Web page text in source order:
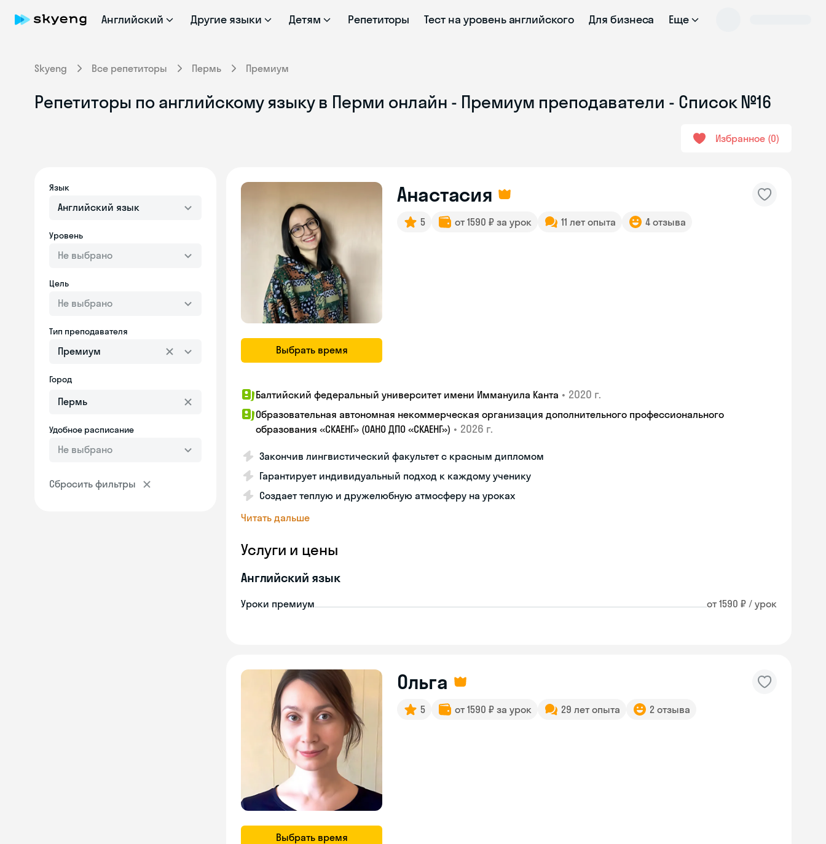
Английский Другие языки Детям Репетиторы Тест на уровень английского Для бизнеса Еще
Skyeng Все репетиторы Пермь Премиум
Репетиторы по английскому языку в Перми онлайн - Премиум преподаватели - Список №16
Избранное 0
Язык
Английский язык
Уровень
Не выбрано
Цель
Не выбрано
Тип преподавателя
Премиум
Город
Удобное расписание
Не выбрано
Сбросить фильтры
Выбрать время
Анастасия
5 от 1590 ₽ за урок 11 лет опыта 4 отзыва
Балтийский федеральный университет имени Иммануила Канта • 2020 г.
Образовательная автономная некоммерческая организация дополнительного профессионального
образования «СКАЕНГ» (ОАНО ДПО «СКАЕНГ») • 2026 г.
Закончив лингвистический факультет с красным дипломом
Гарантирует индивидуальный подход к каждому ученику
Создает теплую и дружелюбную атмосферу на уроках
Читать дальше
Услуги и цены
Английский язык
Уроки премиум от 1590 ₽ / урок
Выбрать время
Ольга
5 от 1590 ₽ за урок 29 лет опыта 2 отзыва